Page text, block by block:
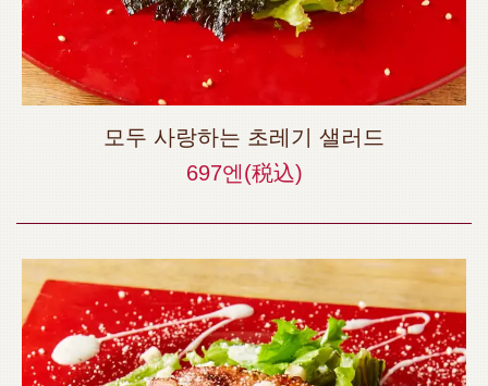
모두 사랑하는 초레기 샐러드
697엔 (税込)